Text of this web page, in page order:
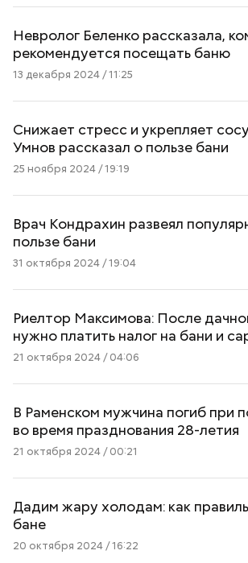
Невролог Беленко рассказала,
рекомендуется посещать баню
13 декабря 2024 / 11:25
Снижает стресс и укрепляет
Умнов рассказал о пользе бани
25 ноября 2024 / 19:19
Врач Кондрахин развеял
пользе бани
31 октября 2024 / 19:04
Риелтор Максимова: После
нужно платить налог на бани и
21 октября 2024 / 04:06
В Раменском мужчина погиб при
во время празднования 28-летия
21 октября 2024 / 00:21
Дадим жару холодам: как
бане
20 октября 2024 / 16:22